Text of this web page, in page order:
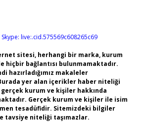
Skype: live:.cid.575569c608265c69
sitesi, herhangi bir marka, kurum
hiçbir bağlantısı bulunmamaktadır.
hazırladığımız makaleler
yer alan içerikler haber niteliği
kurum ve kişiler hakkında
Gerçek kurum ve kişiler ile isim
tesadüfidir. Sitemizdeki bilgiler
tavsiye niteliği taşımazlar.